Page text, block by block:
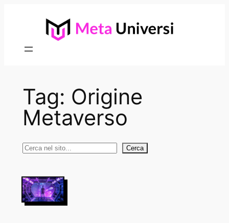
Tag: Origine
Metaverso
Cerca Cerca